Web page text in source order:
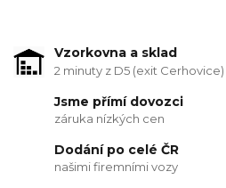
Vzorkovna a sklad
2 minuty z D5 (exit Cerhovice)
Jsme přímí dovozci
záruka nízkých cen
Dodání po celé ČR
našimi firemními vozy